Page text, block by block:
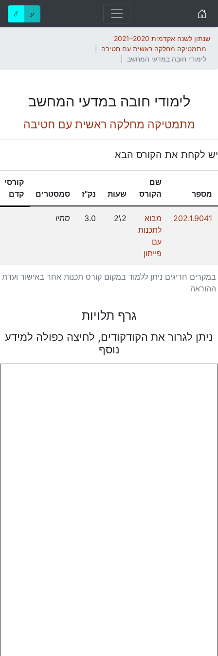
ℰ ע
שנתון לשנה אקדמית 2020–2021
מתמטיקה מחלקה ראשית עם חטיבה
לימודי חובה במדעי המחשב
לימודי חובה במדעי המחשב
מתמטיקה מחלקה ראשית עם חטיבה
יש לקחת את הקורס הבא
במקרים חריגים ניתן ללמוד במקום קורס תכנות אחר באישור ועדת
ההוראה
מספר
שם
הקורס
שעות נק"ז סמסטרים
קורסי
קדם
202.1.9041
מבוא
לתכנות
עם
פייתון
2\2
3.0 סתיו
גרף תלויות
ניתן לגרור את הקודקודים, לחיצה כפולה למידע
נוסף